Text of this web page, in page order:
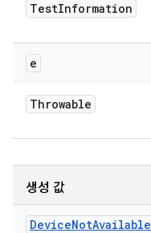
TestInformation
e
Throwable
생성 값
DeviceNotAvailable